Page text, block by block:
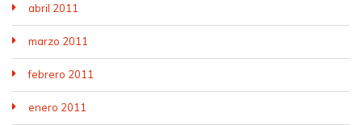
abril 2011
marzo 2011
febrero 2011
enero 2011